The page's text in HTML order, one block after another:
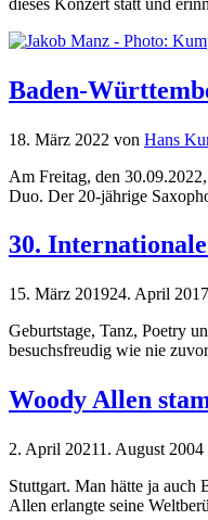
Baden-
18. März 2022 von Hans
Am Freitag, den
Duo. Der 20-jährige
30.
15. März 201924. April 2017
Geburtstage, Tanz, Poetry
besuchsfreudig wie nie
Woody Allen
2. April 20211. August 2004
Stuttgart. Man hätte ja auch
Allen erlangte seine